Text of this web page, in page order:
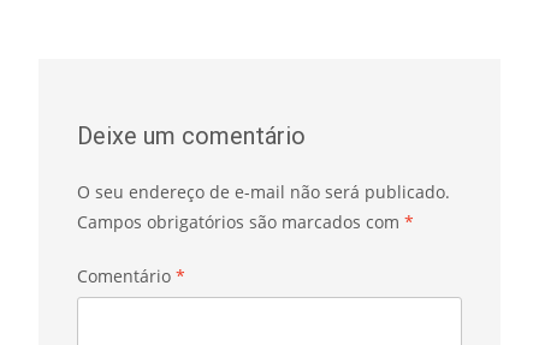
Deixe um comentário
O seu endereço de e-mail não será publicado.
Campos obrigatórios são marcados com *
Comentário *